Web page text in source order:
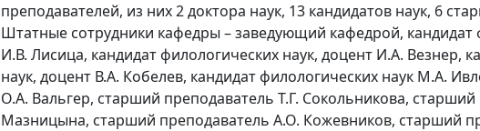
преподавателей, из них 2 доктора наук, 13 кандидатов наук, 6
Штатные сотрудники кафедры – заведующий кафедрой, кандидат
И.В. Лисица, кандидат филологических наук, доцент И.А. Везнер,
наук, доцент В.А. Кобелев, кандидат филологических наук М.А.
О.А. Вальгер, старший преподаватель Т.Г. Сокольникова,
Мазницына, старший преподаватель А.О. Кожевников, старший